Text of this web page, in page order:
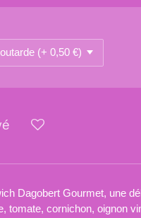
Dagobert Gourmet, une
tomate, cornichon, oignon